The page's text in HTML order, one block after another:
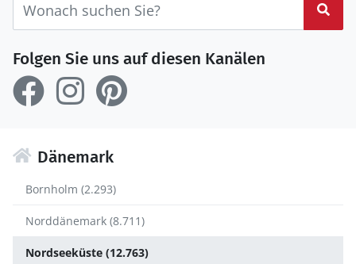
Folgen Sie uns auf diesen Kanälen
Dänemark
Bornholm (2.293)
Norddänemark (8.711)
Nordseeküste (12.763)